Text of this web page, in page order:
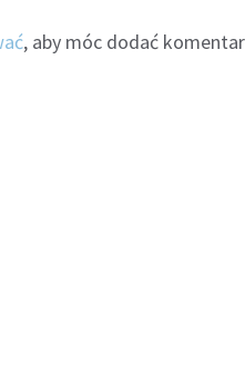
, aby móc dodać